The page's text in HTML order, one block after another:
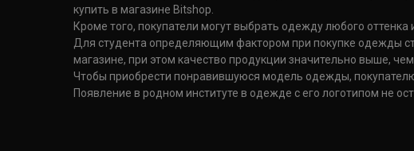
купить в магазине Bitshop.
Кроме того, покупатели могут выбрать одежду любого
Для студента определяющим фактором при покупке одежды
магазине, при этом качество продукции значительно выше,
Чтобы приобрести понравившуюся модель одежды,
Появление в родном институте в одежде с его логотипом не